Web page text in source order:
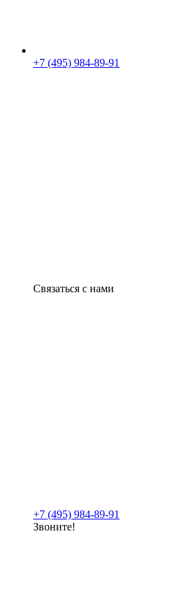
+7 (495) 984-89-91
Связаться с нами
+7 (495) 984-89-91
Звоните!